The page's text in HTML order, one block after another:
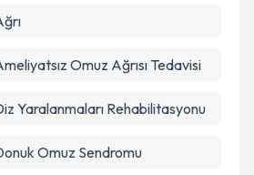
Omuz Ağrısı Tedavisi
Yaralanmaları Rehabilitasyonu
Omuz Sendromu